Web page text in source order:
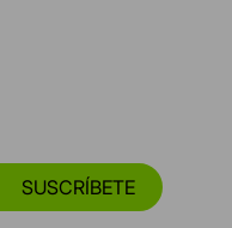
SUSCRÍBETE